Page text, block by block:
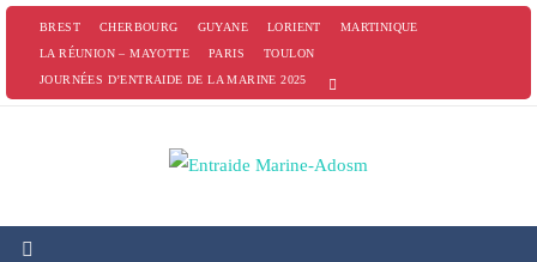
PasserBREST CHERBOURG GUYANE LORIENT
MARTINIQUE
LA RÉUNION – MAYOTTE
PARIS
TOULON
JOURNÉES D’ENTRAIDE DE LA MARINE 2025